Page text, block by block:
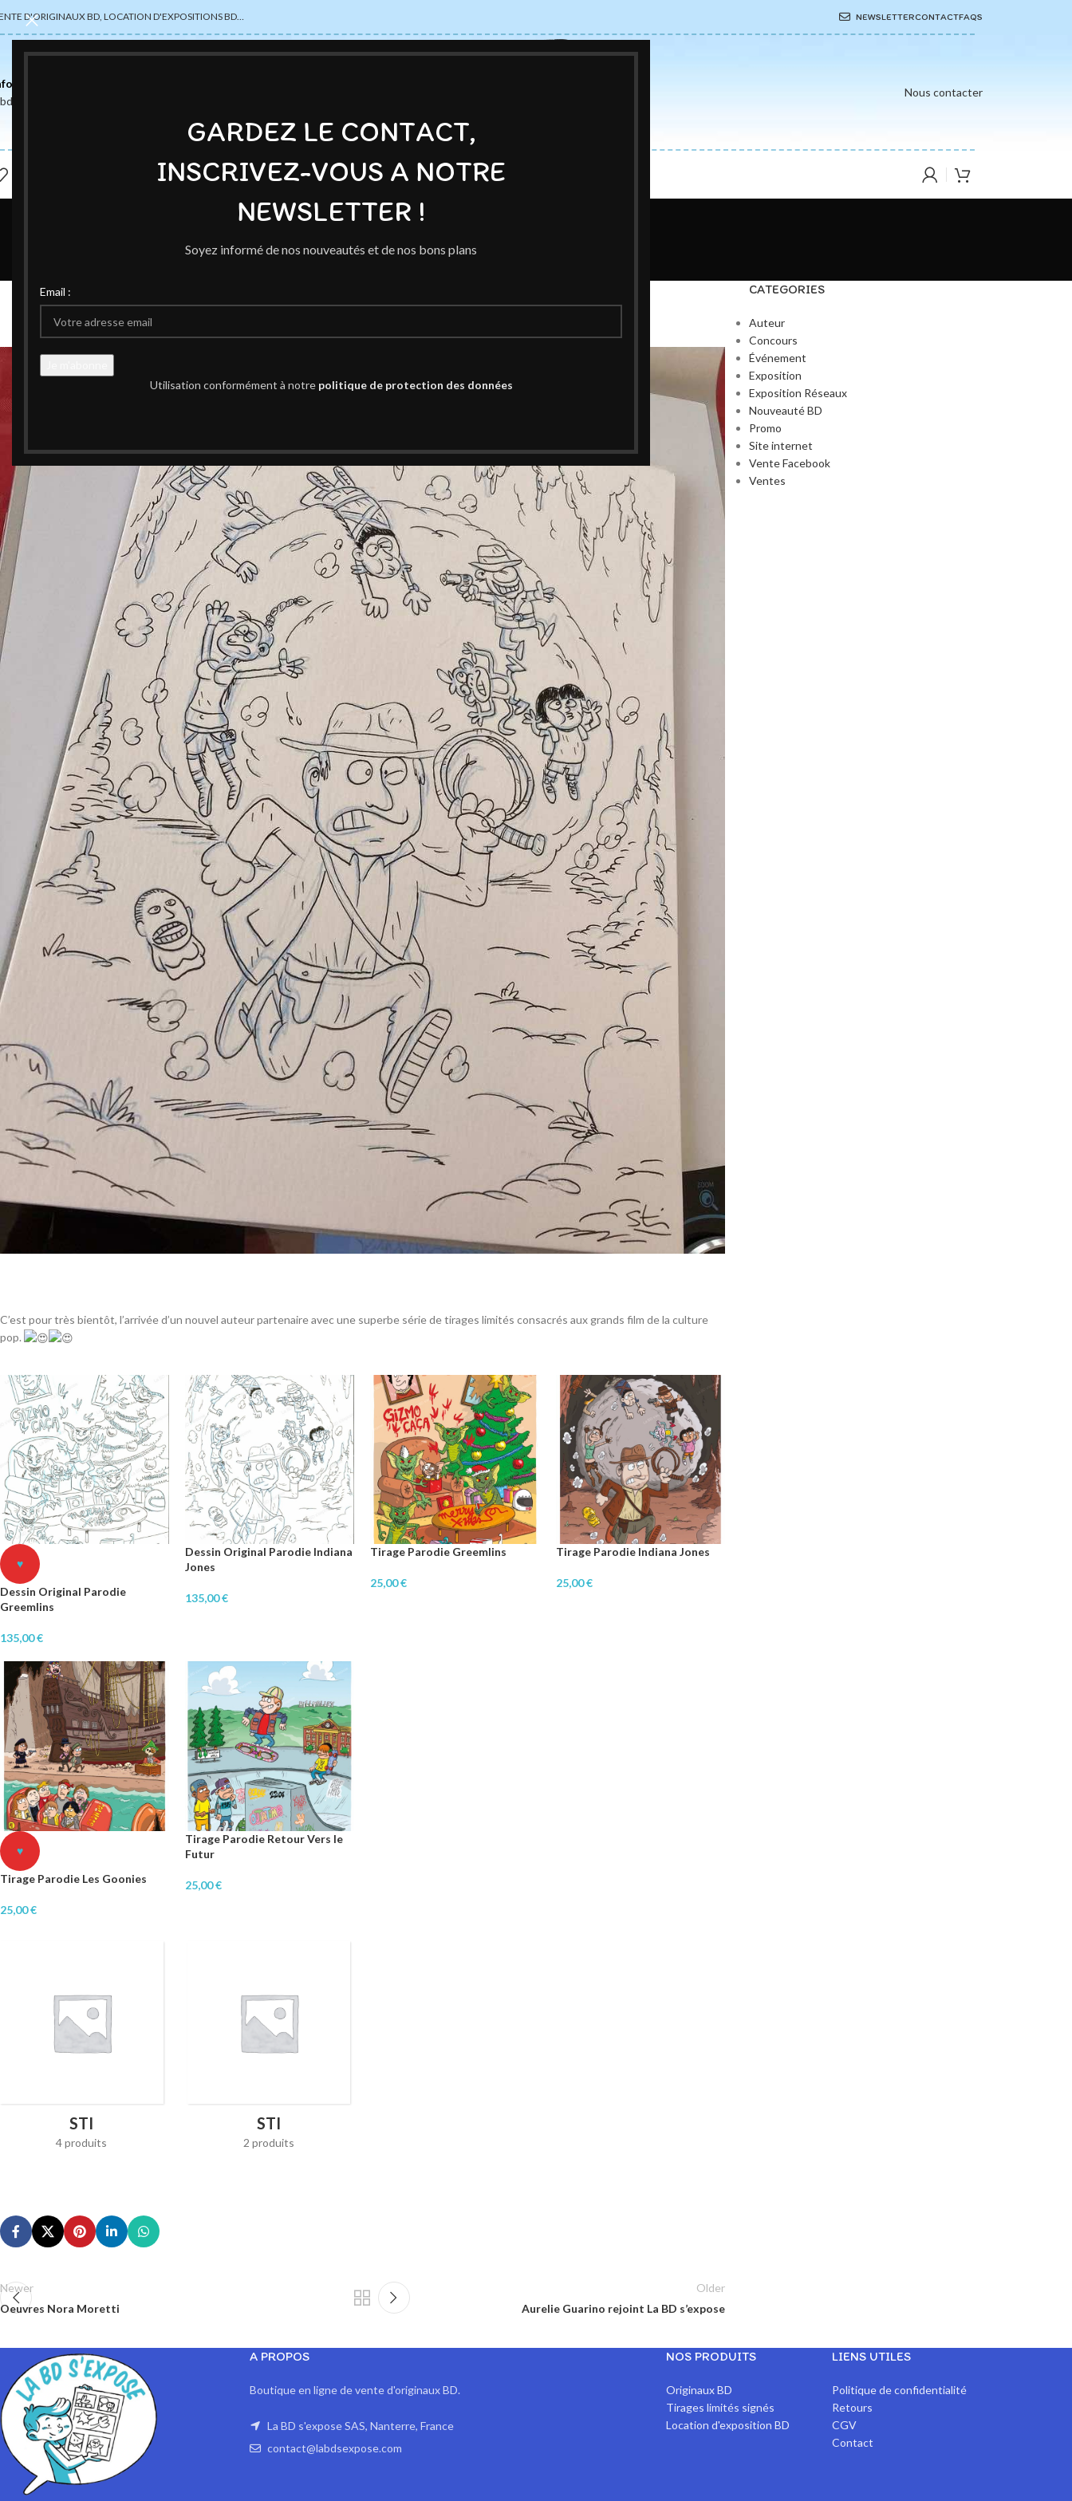
GARDEZ LE CONTACT,
INSCRIVEZ-VOUS A NOTRE
NEWSLETTER !
Soyez informé de nos nouveautés et de nos bons plans
Email :
Utilisation conformément à notre politique de protection des données
D'ORIGINAUX BD, LOCATION D'EXPOSITIONS BD… NEWSLETTERCONTACTFAQS
Nous contacter
ACCUEILBOUTIQUE AUTEURS
Blog
Bientôt un nouvel auteur partenaire
Publié par CedOn 19 septembre 2023
C’est pour très bientôt, l’arrivée d’un nouvel auteur partenaire avec une superbe série de tirages limités consacrés aux grands film de la culture
pop.
♥
Dessin Original Parodie
Greemlins
135,00€
Dessin Original Parodie Indiana
Jones
135,00€
Tirage Parodie Greemlins
25,00€
Tirage Parodie Indiana Jones
25,00€
♥
Tirage Parodie Les Goonies
25,00€
Tirage Parodie Retour Vers le
Futur
25,00€
STI
4 produits
STI
2 produits
Newer
Oeuvres Nora Moretti
Older
Aurelie Guarino rejoint La BD s’expose
CATEGORIES
Auteur
Concours
Événement
Exposition
Exposition Réseaux
Nouveauté BD
Promo
Site internet
Vente Facebook
Ventes
A PROPOS
Boutique en ligne de vente d'originaux BD.
La BD s'expose SAS, Nanterre, France
contact@labdsexpose.com
NOS PRODUITS
Originaux BD
Tirages limités signés
Location d'exposition BD
LIENS UTILES
Politique de confidentialité
Retours
CGV
Contact